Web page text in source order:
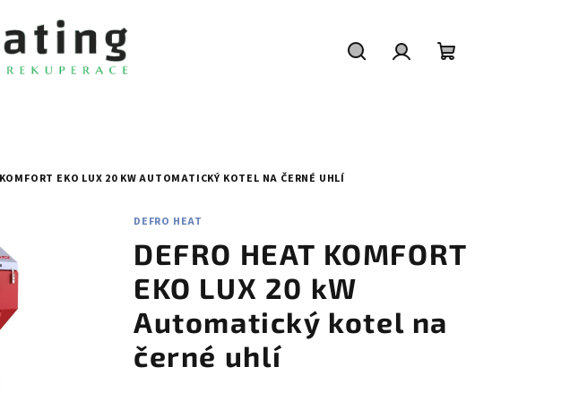
EKO LUX 20 KW AUTOMATICKÝ KOTEL NA ČERNÉ UHLÍ
DEFRO HEAT
DEFRO HEAT KOMFORT
EKO LUX 20 kW
Automatický kotel na
černé uhlí